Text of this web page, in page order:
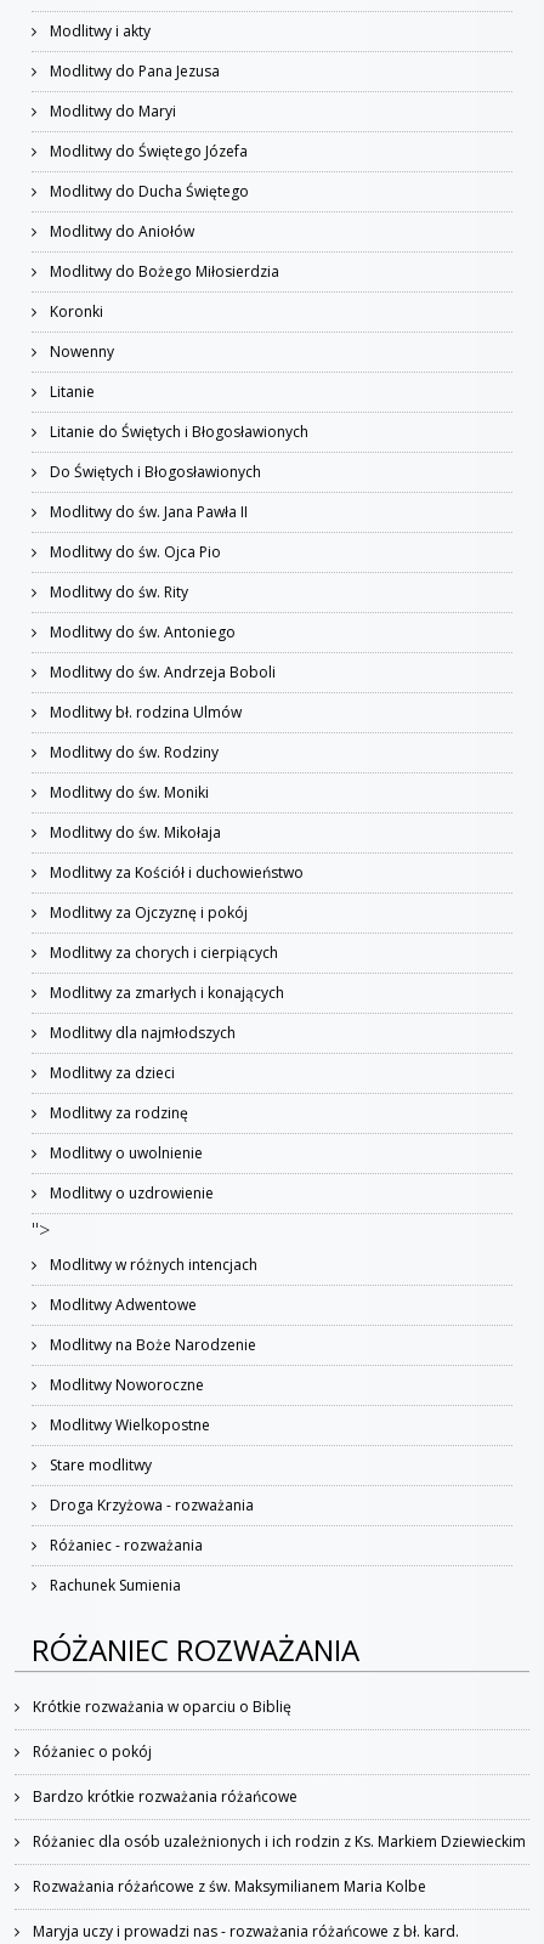
Modlitwy i akty
Modlitwy do Pana Jezusa
Modlitwy do Maryi
Modlitwy do Świętego Józefa
Modlitwy do Ducha Świętego
Modlitwy do Aniołów
Modlitwy do Bożego Miłosierdzia
Koronki
Nowenny
Litanie
Litanie do Świętych i Błogosławionych
Do Świętych i Błogosławionych
Modlitwy do św. Jana Pawła II
Modlitwy do św. Ojca Pio
Modlitwy do św. Rity
Modlitwy do św. Antoniego
Modlitwy do św. Andrzeja Boboli
Modlitwy bł. rodzina Ulmów
Modlitwy do św. Rodziny
Modlitwy do św. Moniki
Modlitwy do św. Mikołaja
Modlitwy za Kościół i duchowieństwo
Modlitwy za Ojczyznę i pokój
Modlitwy za chorych i cierpiących
Modlitwy za zmarłych i konających
Modlitwy dla najmłodszych
Modlitwy za dzieci
Modlitwy za rodzinę
Modlitwy o uwolnienie
Modlitwy o uzdrowienie
">
Modlitwy w różnych intencjach
Modlitwy Adwentowe
Modlitwy na Boże Narodzenie
Modlitwy Noworoczne
Modlitwy Wielkopostne
Stare modlitwy
Droga Krzyżowa - rozważania
Różaniec - rozważania
Rachunek Sumienia
RÓŻANIEC ROZWAŻANIA
Krótkie rozważania w oparciu o Biblię
Różaniec o pokój
Bardzo krótkie rozważania różańcowe
Różaniec dla osób uzależnionych i ich rodzin z Ks. Markiem Dziewieckim
Rozważania różańcowe z św. Maksymilianem Maria Kolbe
Maryja uczy i prowadzi nas - rozważania różańcowe z bł. kard.